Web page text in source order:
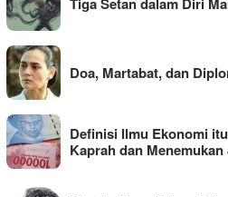
Doa, Martabat, dan
Definisi Ilmu Ekonomi
Kaprah dan